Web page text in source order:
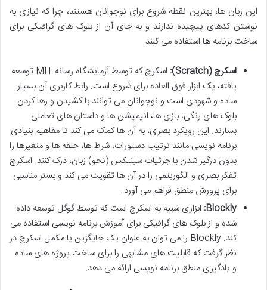
این زبان ها، بهترین نقطه شروع برای نوجوانان هستند، چرا که نیازی به
نوشتن کدهای پیچیده ندارند و به جای آن از بلوک های گرافیکی برای
ساخت برنامه ها استفاده می کنند.
اسکرچ (Scratch):
اسکرچ که توسط آزمایشگاه رسانه MIT توسعه
یافته، یک ابزار فوق العاده برای شروع است. رابط کاربری آن بسیار
ساده و شهودی است و نوجوانان می توانند با کشیدن و رها کردن
بلوک های رنگی، بازی ها، انیمیشن ها و داستان های تعاملی
بسازند. این رویکرد بصری، به آن ها کمک می کند تا مفاهیم بنیادی
برنامه نویسی مانند ترتیب دستورات، شرط ها، حلقه ها و متغیرها را
بدون درگیر شدن با جزئیات سینتکس (نحو) زبان، درک کنند. اسکرچ
تفکر بصری و الگوریتمی را در آن ها تقویت می کند و بستر مناسبی
برای پرورش منطق فراهم می آورد.
Blockly: ابزاری شبیه به اسکرچ است که توسط گوگل توسعه داده
شده و از بلوک های گرافیکی برای آموزش برنامه نویسی استفاده می
کند. Blockly را می توان به عنوان یک جایگزین یا مکمل اسکرچ در
نظر گرفت که قابلیت های مشابهی را برای ساخت پروژه های ساده
و یادگیری منطق برنامه نویسی ارائه می دهد.